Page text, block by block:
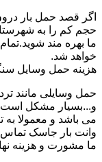
اگر قصد حمل بار
حجم کم را به
ما بهره مند
خواهد شد.
هزینه حمل وسایل
حمل وسایلی مانند
و...بسیار مشکل است
می باشد و معمولا به
وانت بار جاسک تماس
ما مشورت و هزینه